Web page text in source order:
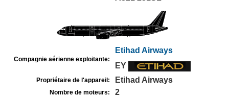
Compagnie aérienne exploitante:
Etihad Airways
EY
Propriétaire de l'appareil: Etihad Airways
Nombre de moteurs: 2